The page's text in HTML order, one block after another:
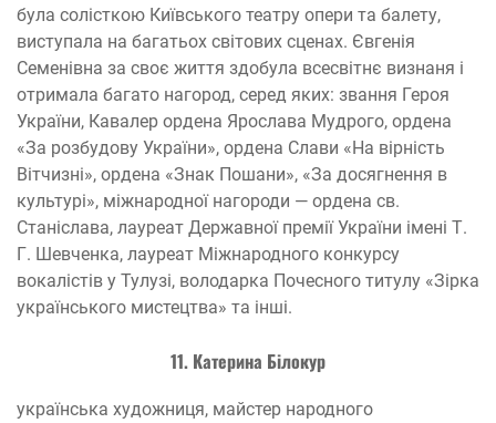
була солісткою Київського театру опери та балету,
виступала на багатьох світових сценах. Євгенія
Семенівна за своє життя здобула всесвітнє визнаня і
отримала багато нагород, серед яких: звання Героя
України, Кавалер ордена Ярослава Мудрого, ордена
«За розбудову України», ордена Слави «На вірність
Вітчизні», ордена «Знак Пошани», «За досягнення в
культурі», міжнародної нагороди — ордена св.
Станіслава, лауреат Державної премії України імені Т.
Г. Шевченка, лауреат Міжнародного конкурсу
вокалістів у Тулузі, володарка Почесного титулу «Зірка
українського мистецтва» та інші.
11. Катерина Білокур
українська художниця, майстер народного